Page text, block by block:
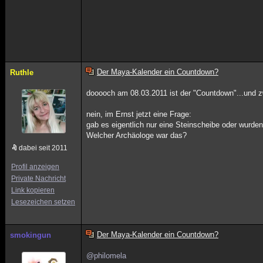
Ruthle
dabei seit 2011
Profil anzeigen
Private Nachricht
Link kopieren
Lesezeichen setzen
Der Maya-Kalender ein Countdown?
dooooch am 08.03.2011 ist der "Countdown"...und
nein, im Ernst jetzt eine Frage:
gab es eigentlich nur eine Steinscheibe oder
Welcher Archäologe war das?
smokingun Der Maya-Kalender ein Countdown?
@philomela